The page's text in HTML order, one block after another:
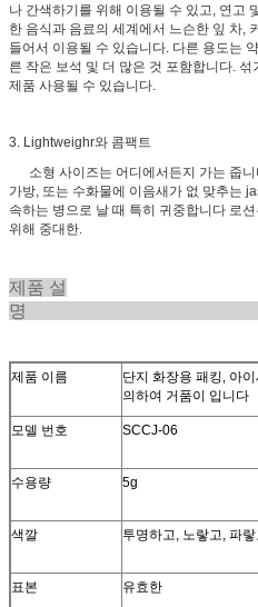
나 간색하기를 위해 이용될 수 있고, 연고
한 음식과 음료의 세계에서 느슨한 잎 차,
들어서 이용될 수 있습니다. 다른 용도는
른 작은 보석 및 더 많은 것 포함합니다.
제품 사용될 수 있습니다.
3. Lightweighr와 콤팩트
소형 사이즈는 어디에서든지 가는 줍니
가방, 또는 수화물에 이음새가 없 맞추는
속하는 병으로 날 때 특히 귀중합니다 로
위해 중대한.
제품 설
제품 이름
단지 화장용 패킹, 아
의하여 거품이 입니다
모델 번호 SCCJ-06
수용량 5g
색깔 투명하고, 노랗고, 파
표본 유효한